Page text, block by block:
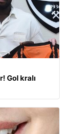
Gol kralı